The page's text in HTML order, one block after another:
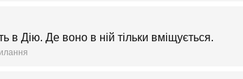
в Дію. Де воно в ній тільки вміщується.